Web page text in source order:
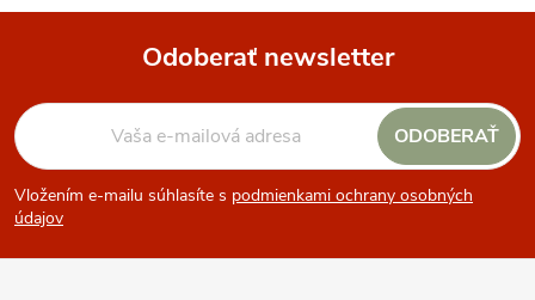
Z
á
p
Odoberať newsletter
Vložením e-mailu súhlasíte s podmienkami ochrany osobných
údajov
ODOBERAŤ